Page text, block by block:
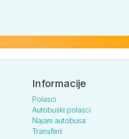
Informacije
Polasci
Autobuski polasci
Najam autobusa
Transferi